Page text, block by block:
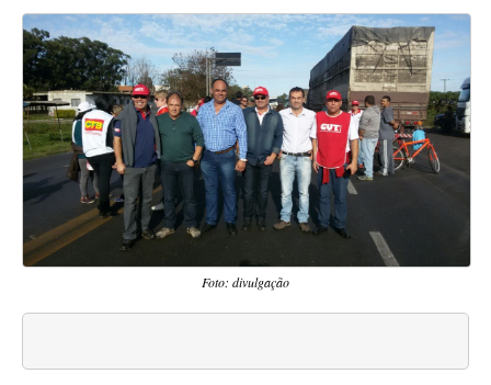
Foto: divulgação